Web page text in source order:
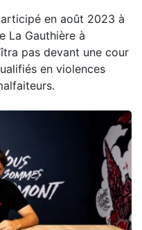
en août 2023 à
La Gauthière à
pas devant une cour
en violences